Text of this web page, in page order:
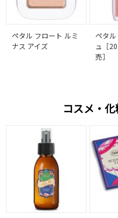
ペタル フロート ルミ
ナス アイズ
ペタ
ュ［
売］
コスメ・